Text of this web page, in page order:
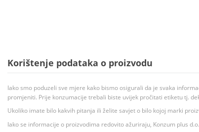
Korištenje podataka o proizvodu
Iako smo poduzeli sve mjere kako bismo osigurali da je svaka
promjeniti. Prije konzumacije trebali biste uvijek pročitati etiketu tj.
Ukoliko imate bilo kakvih pitanja ili želite savjet o bilo kojoj marki
Iako se informacije o proizvodima redovito ažuriraju, Konzum plus